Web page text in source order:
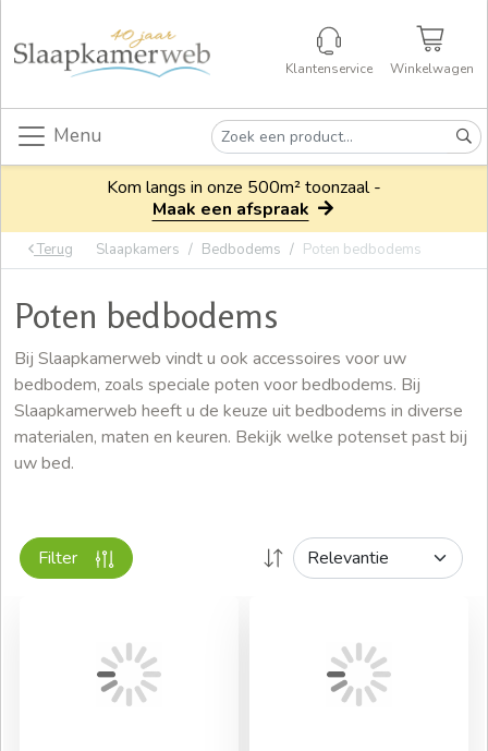
Klantenservice Winkelwagen
Menu
Kom langs in onze 500m² toonzaal -
Maak een afspraak
Terug Slaapkamers Bedbodems Poten bedbodems
Poten bedbodems
Bij Slaapkamerweb vindt u ook accessoires voor uw
bedbodem, zoals speciale poten voor bedbodems. Bij
Slaapkamerweb heeft u de keuze uit bedbodems in diverse
materialen, maten en keuren. Bekijk welke potenset past bij
uw bed.
Filter